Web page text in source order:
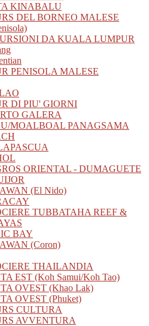
KINABALU
DEL BORNEO MALESE
DA KUALA LUMPUR
PENISOLA MALESE
DI PIU' GIORNI
GALERA
MOALBOAL PANAGSAMA
ORIENTAL - DUMAGUETE
(El Nido)
TUBBATAHA REEF &
BAY
(Coron)
THAILANDIA
EST (Koh Samui/Koh Tao)
OVEST (Khao Lak)
OVEST (Phuket)
CULTURA
AVVENTURA